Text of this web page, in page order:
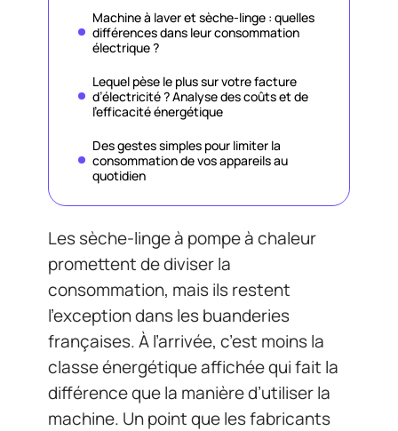
Machine à laver et sèche-linge : quelles
différences dans leur consommation
électrique ?
Lequel pèse le plus sur votre facture
d’électricité ? Analyse des coûts et de
l’efficacité énergétique
Des gestes simples pour limiter la
consommation de vos appareils au
quotidien
Les sèche-linge à pompe à chaleur
promettent de diviser la
consommation, mais ils restent
l’exception dans les buanderies
françaises. À l’arrivée, c’est moins la
classe énergétique affichée qui fait la
différence que la manière d’utiliser la
machine. Un point que les fabricants